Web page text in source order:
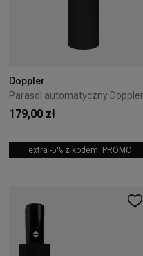
Doppler
179,00 zł
extra -5% z kodem: PROMO